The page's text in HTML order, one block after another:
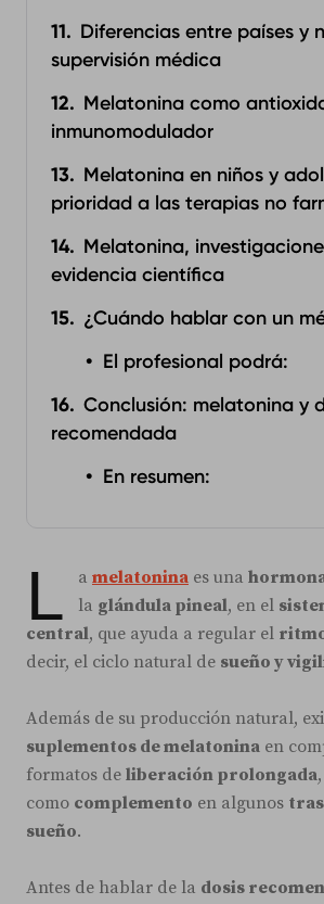
Diferencias entre países y
supervisión médica
Melatonina como
inmunomodulador
Melatonina en niños y
prioridad a las terapias no
Melatonina,
evidencia científica
¿Cuándo hablar con un
El profesional podrá:
Conclusión: melatonina y
recomendada
En resumen:
L a melatonina es una
la glándula pineal, en el
central, que ayuda a regular el
decir, el ciclo natural de sueño y
Además de su producción natural,
suplementos de melatonina en
formatos de liberación prolongada
como complemento en algunos
sueño.
Antes de hablar de la dosis